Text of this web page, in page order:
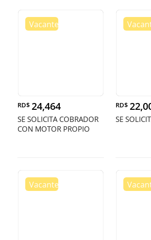
RD$ 24,464
SE SOLICITA COBRADOR
CON MOTOR PROPIO
RD$
SE